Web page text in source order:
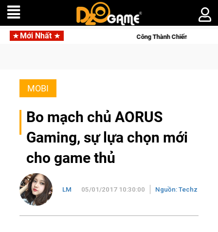
Mới Nhất Công Thành Chiến Thành Kent trải qua
MOBI
Bo mạch chủ AORUS
Gaming, sự lựa chọn mới
cho game thủ
LM 05/01/2017 10:30:00 Nguồn: Techz